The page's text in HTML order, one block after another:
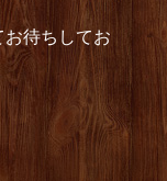
待ちしてお